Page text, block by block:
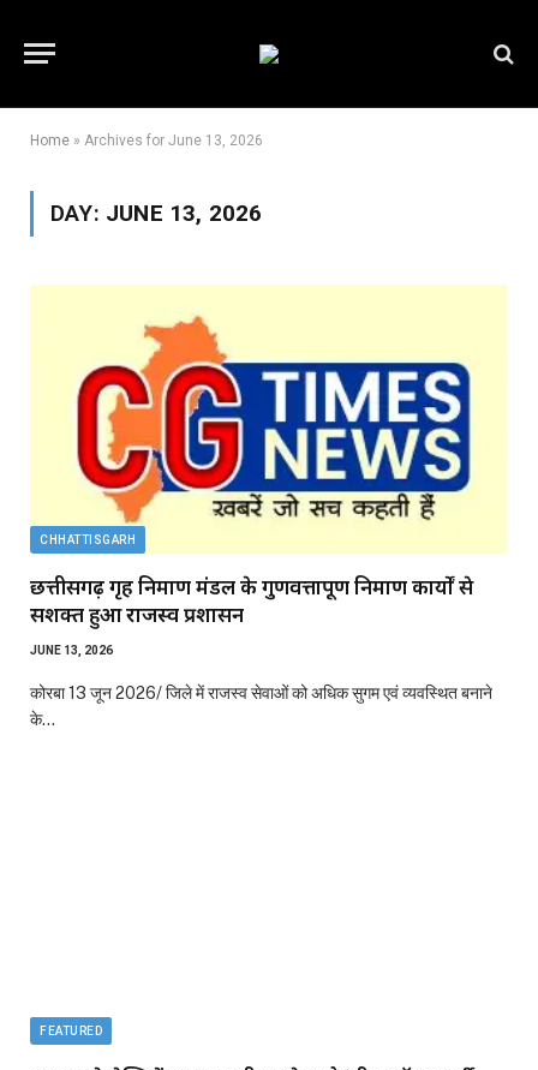
Home » Archives for June 13, 2026
DAY: JUNE 13, 2026
CHHATTISGARH
छत्तीसगढ़ गृह निर्माण मंडल के गुणवत्तापूर्ण निर्माण कार्यों से
सशक्त हुआ राजस्व प्रशासन
JUNE 13, 2026
कोरबा 13 जून 2026/ जिले में राजस्व सेवाओं को अधिक सुगम एवं व्यवस्थित बनाने
के…
FEATURED